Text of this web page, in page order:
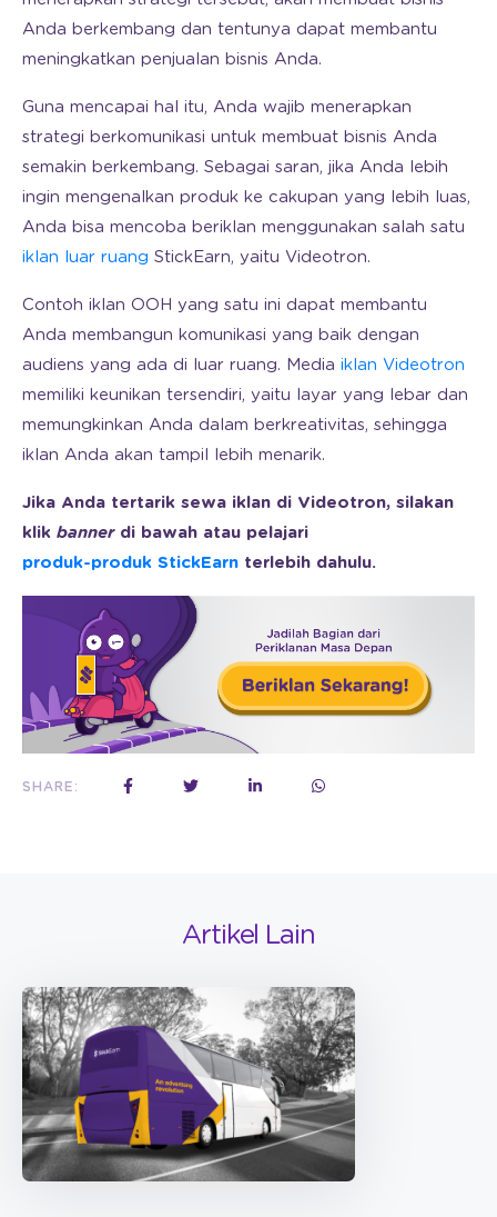
Anda berkembang dan tentunya dapat membantu
meningkatkan penjualan bisnis Anda.
Guna mencapai hal itu, Anda wajib menerapkan
strategi berkomunikasi untuk membuat bisnis Anda
semakin berkembang. Sebagai saran, jika Anda lebih
ingin mengenalkan produk ke cakupan yang lebih luas,
Anda bisa mencoba beriklan menggunakan salah satu
iklan luar ruang StickEarn, yaitu Videotron.
Contoh iklan OOH yang satu ini dapat membantu
Anda membangun komunikasi yang baik dengan
audiens yang ada di luar ruang. Media iklan Videotron
memiliki keunikan tersendiri, yaitu layar yang lebar dan
memungkinkan Anda dalam berkreativitas, sehingga
iklan Anda akan tampil lebih menarik.
Jika Anda tertarik sewa iklan di Videotron, silakan
klik bannerdi bawah atau pelajari
produk-produk StickEarn terlebih dahulu.
SHARE:
Artikel Lain